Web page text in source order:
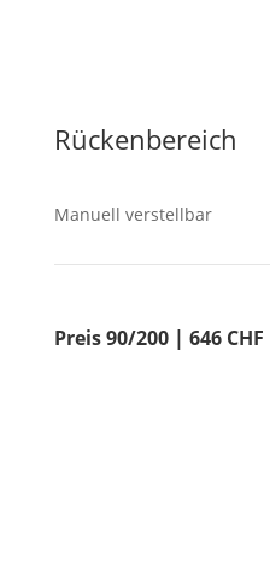
Rückenbereich
Manuell verstellbar
Preis 90/200 | 646 CHF